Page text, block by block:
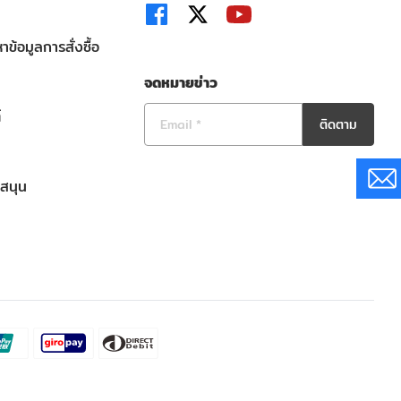
าข้อมูลการสั่งซื้อ
นุน
จดหมายข่าว
ติดตาม